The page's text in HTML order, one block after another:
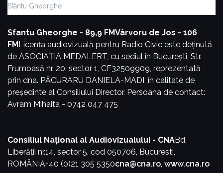
Sfântu Gheorghe
Sfantu Gheorghe - 89,9 FMVârvoru de Jos - 106
FMLicența audiovizuală pentru Radio Civic este deținută
de ASOCIAȚIA MEDALERT, cu sediul în București, Str.
Frumoasă nr. 20, sector 1, CF32509909, reprezentată
prin dna. PĂCURARU DANIELA-MADI, în calitate de
președinte al Consiliului Director. Persoana de contact:
Avram Mihaita - 0742 047 475
Consiliul Național al Audiovizualului - CNABd.
Liberății nr.14, sector 5, cod 050706, Bucuresti,
ROMÂNIA+40 (0)21 305 5350cna@cna.ro www.cna.ro